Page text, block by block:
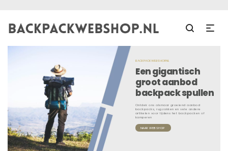
BACKPACKWEBSHOP.NL
Een gigantisch
groot aanbod
backpack spullen
Ontdek ons alsmaar groeiend aanbod
backpacks, rugzakken en vele andere
artikelen voor tijdens het backpacken of
kamperen
NAAR WEBSHOP